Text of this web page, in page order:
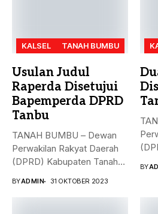
KALSEL TANAH BUMBU
Usulan Judul
Raperda Disetujui
Bapemperda DPRD
Tanbu
TANAH BUMBU – Dewan
Perwakilan Rakyat Daerah
(DPRD) Kabupaten Tanah
BYADMIN 31 OKTOBER 2023
BY